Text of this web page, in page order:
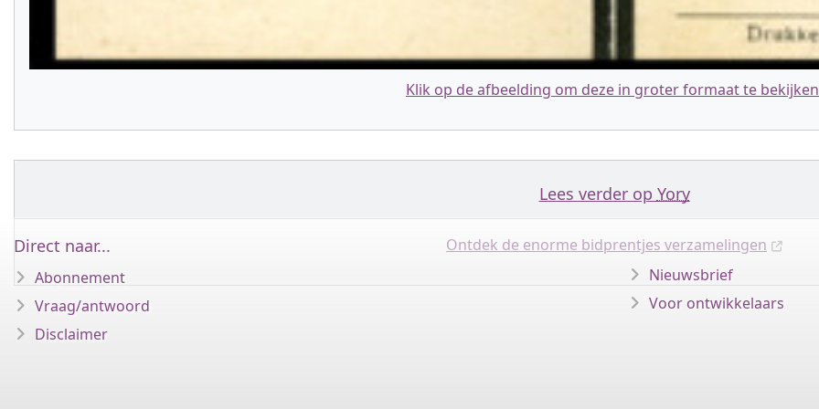
Klik op de afbeelding om deze in groter formaat te
Lees verder op Yory
Ontdek de enorme bidprentjes verzamelingen
Direct naar...
Abonnement
Vraag/antwoord
Disclaimer
Nieuwsbrief
Voor ontwikkelaars